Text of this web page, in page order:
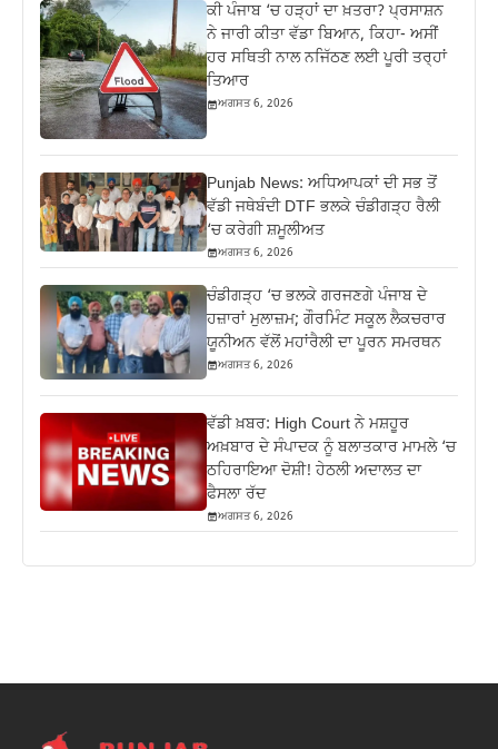
ਕੀ ਪੰਜਾਬ ‘ਚ ਹੜ੍ਹਾਂ ਦਾ ਖ਼ਤਰਾ? ਪ੍ਰਸਾਸ਼ਨ
ਨੇ ਜਾਰੀ ਕੀਤਾ ਵੱਡਾ ਬਿਆਨ, ਕਿਹਾ- ਅਸੀਂ
ਹਰ ਸਥਿਤੀ ਨਾਲ ਨਜਿੱਠਣ ਲਈ ਪੂਰੀ ਤਰ੍ਹਾਂ
ਤਿਆਰ
ਅਗਸਤ 6, 2026
Punjab News: ਅਧਿਆਪਕਾਂ ਦੀ ਸਭ ਤੋਂ
ਵੱਡੀ ਜਥੇਬੰਦੀ DTF ਭਲਕੇ ਚੰਡੀਗੜ੍ਹ ਰੈਲੀ
‘ਚ ਕਰੇਗੀ ਸ਼ਮੂਲੀਅਤ
ਅਗਸਤ 6, 2026
ਚੰਡੀਗੜ੍ਹ ‘ਚ ਭਲਕੇ ਗਰਜਣਗੇ ਪੰਜਾਬ ਦੇ
ਹਜ਼ਾਰਾਂ ਮੁਲਾਜ਼ਮ; ਗੌਰਮਿੰਟ ਸਕੂਲ ਲੈਕਚਰਾਰ
ਯੂਨੀਅਨ ਵੱਲੋਂ ਮਹਾਂਰੈਲੀ ਦਾ ਪੂਰਨ ਸਮਰਥਨ
ਅਗਸਤ 6, 2026
ਵੱਡੀ ਖ਼ਬਰ: High Court ਨੇ ਮਸ਼ਹੂਰ
ਅਖ਼ਬਾਰ ਦੇ ਸੰਪਾਦਕ ਨੂੰ ਬਲਾਤਕਾਰ ਮਾਮਲੇ ‘ਚ
ਠਹਿਰਾਇਆ ਦੋਸ਼ੀ! ਹੇਠਲੀ ਅਦਾਲਤ ਦਾ
ਫੈਸਲਾ ਰੱਦ
ਅਗਸਤ 6, 2026